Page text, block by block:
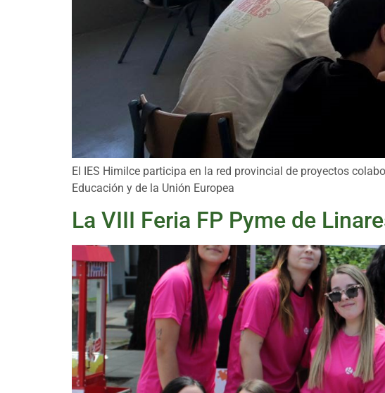
El IES Himilce participa en la red provincial de proyectos
Educación y de la Unión Europea
La VIII Feria FP Pyme de